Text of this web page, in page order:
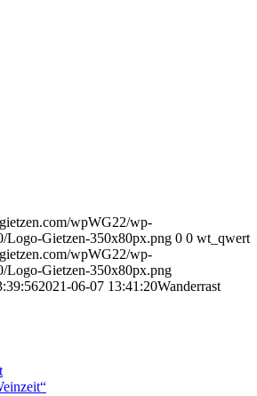
wpWG22/wp-
Logo-Gietzen-350x80px.png 0 0 wt_qwert
wpWG22/wp-
Logo-Gietzen-350x80px.png
2021-06-07 13:41:20Wanderrast